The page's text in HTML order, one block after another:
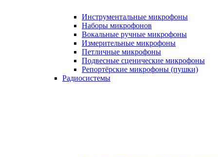
Инструментальные микрофоны
Наборы микрофонов
Вокальные ручные микрофоны
Измерительные микрофоны
Петличные микрофоны
Подвесные сценические микрофоны
Репортёрские микрофоны (пушки)
Радиосистемы